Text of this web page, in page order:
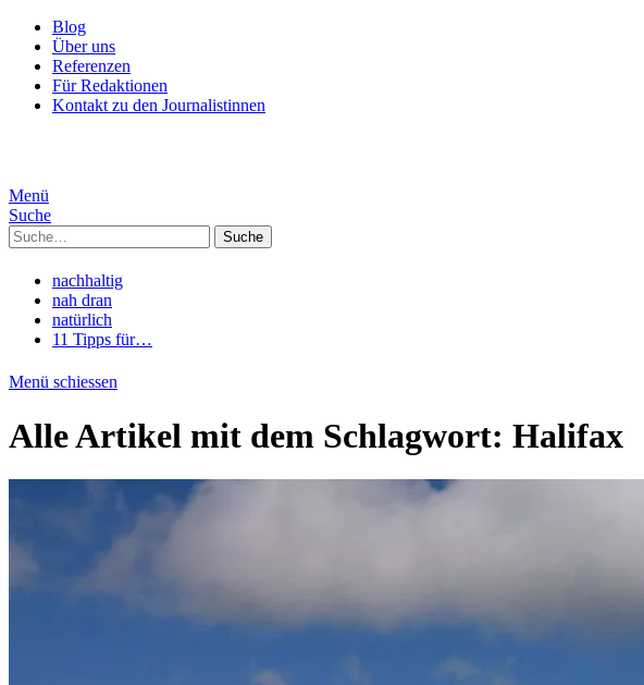
Blog
Über uns
Referenzen
Für Redaktionen
Kontakt zu den Journalistinnen
Menü
Suche
Suche
nachhaltig
nah dran
natürlich
11 Tipps für…
Menü schiessen
Alle Artikel mit dem Schlagwort: Halifax